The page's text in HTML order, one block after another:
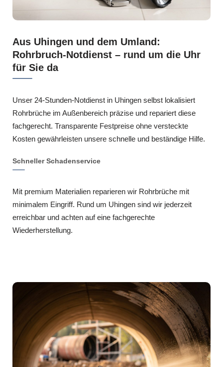
Aus Uhingen und dem Umland:
Rohrbruch-Notdienst – rund um die Uhr
für Sie da
Unser 24-Stunden-Notdienst in Uhingen selbst lokalisiert
Rohrbrüche im Außenbereich präzise und repariert diese
fachgerecht. Transparente Festpreise ohne versteckte
Kosten gewährleisten unsere schnelle und beständige Hilfe.
Schneller Schadenservice
Mit premium Materialien reparieren wir Rohrbrüche mit
minimalem Eingriff. Rund um Uhingen sind wir jederzeit
erreichbar und achten auf eine fachgerechte
Wiederherstellung.